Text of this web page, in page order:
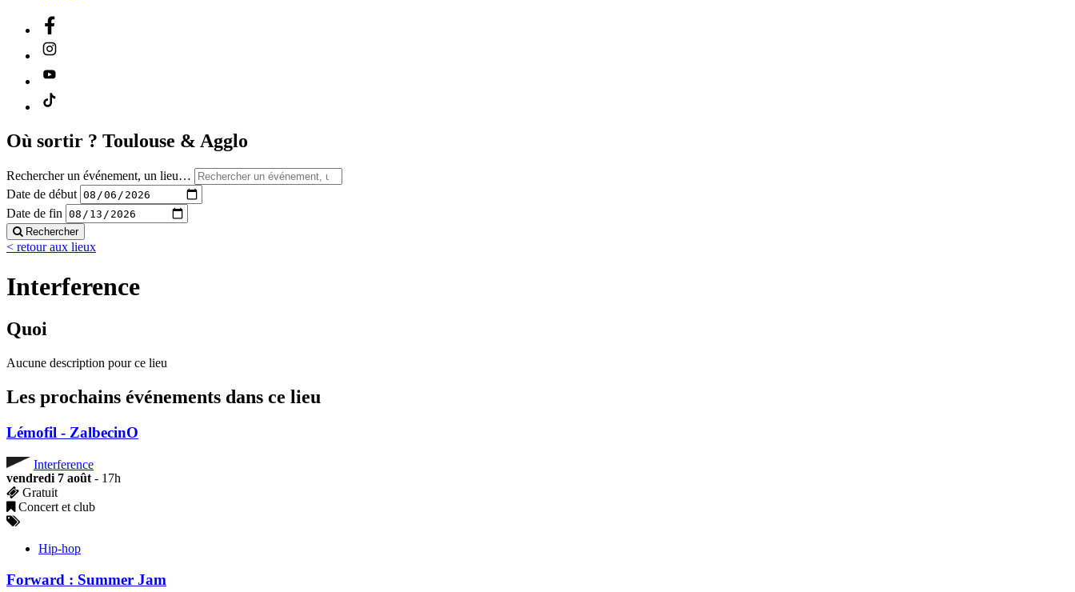
Où sortir ? Toulouse & Agglo
Rechercher un événement, un lieu…
Date de début
Date de fin
Rechercher
< retour aux lieux
Interference
Quoi
Aucune description pour ce lieu
Les prochains événements dans ce lieu
Lémofil - ZalbecinO
Interference
vendredi 7 août - 17h
Gratuit
Concert et club
Hip-hop
Forward : Summer Jam